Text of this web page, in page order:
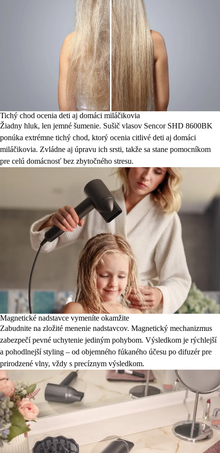
Tichý chod ocenia deti aj domáci miláčikovia
Žiadny hluk, len jemné šumenie. Sušič vlasov Sencor SHD 8600BK
ponúka extrémne tichý chod, ktorý ocenia citlivé deti aj domáci
miláčikovia. Zvládne aj úpravu ich srsti, takže sa stane pomocníkom
pre celú domácnosť bez zbytočného stresu.
Magnetické nadstavce vymeníte okamžite
Zabudnite na zložité menenie nadstavcov. Magnetický mechanizmus
zabezpečí pevné uchytenie jediným pohybom. Výsledkom je rýchlejší
a pohodlnejší styling – od objemného fúkaného účesu po difuzér pre
prirodzené vlny, vždy s precíznym výsledkom.